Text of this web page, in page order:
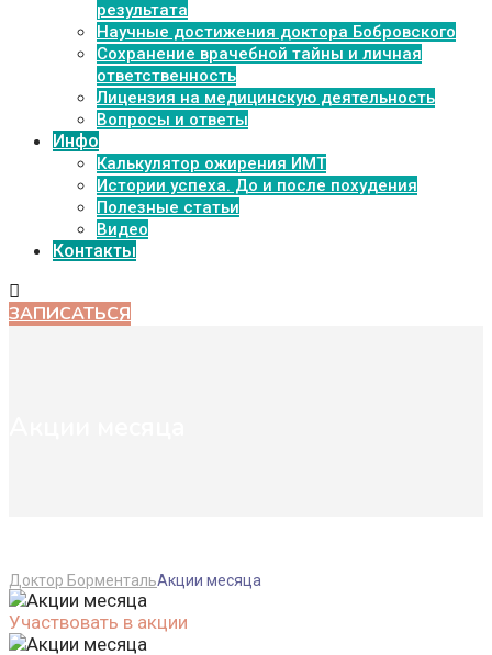
результата
Научные достижения доктора Бобровского
Сохранение врачебной тайны и личная
ответственность
Лицензия на медицинскую деятельность
Вопросы и ответы
Инфо
Калькулятор ожирения ИМТ
Истории успеха. До и после похудения
Полезные статьи
Видео
Контакты
ЗАПИСАТЬСЯ
Доктор БорментальАкции месяца
Участвовать в акции